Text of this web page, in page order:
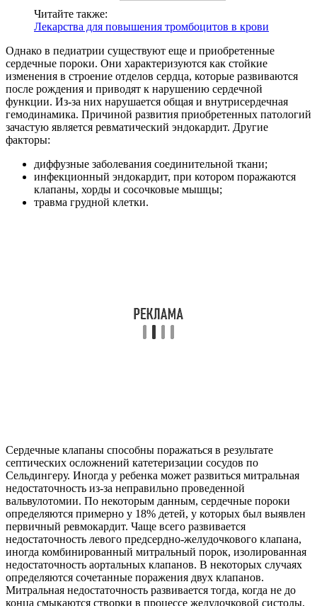
Читайте также:
Лекарства для повышения тромбоцитов в крови
Однако в педиатрии существуют еще и приобретенные
сердечные пороки. Они характеризуются как стойкие
изменения в строение отделов сердца, которые развиваются
после рождения и приводят к нарушению сердечной
функции. Из-за них нарушается общая и внутрисердечная
гемодинамика. Причиной развития приобретенных патологий
зачастую является ревматический эндокардит. Другие
факторы:
диффузные заболевания соединительной ткани;
инфекционный эндокардит, при котором поражаются
клапаны, хорды и сосочковые мышцы;
травма грудной клетки.
Сердечные клапаны способны поражаться в результате
септических осложнений катетеризации сосудов по
Сельдингеру. Иногда у ребенка может развиться митральная
недостаточность из-за неправильно проведенной
вальвулотомии. По некоторым данным, сердечные пороки
определяются примерно у 18% детей, у которых был выявлен
первичный ревмокардит. Чаще всего развивается
недостаточность левого предсердно-желудочкового клапана,
иногда комбинированный митральный порок, изолированная
недостаточность аортальных клапанов. В некоторых случаях
определяются сочетанные поражения двух клапанов.
Митральная недостаточность развивается тогда, когда не до
конца смыкаются створки в процессе желудочковой систолы,